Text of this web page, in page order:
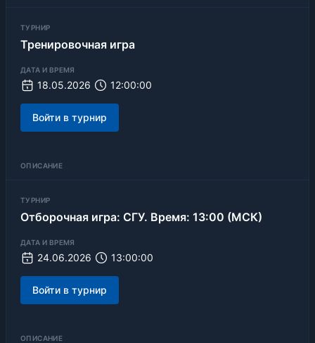
ТУРНИР
Тренировочная игра
ДАТА И ВРЕМЯ
18.05.2026 12:00:00
Войти в турнир
ОПИСАНИЕ
ТУРНИР
Отборочная игра: СГУ. Время: 13:00 (МСК)
ДАТА И ВРЕМЯ
24.06.2026 13:00:00
Войти в турнир
ОПИСАНИЕ